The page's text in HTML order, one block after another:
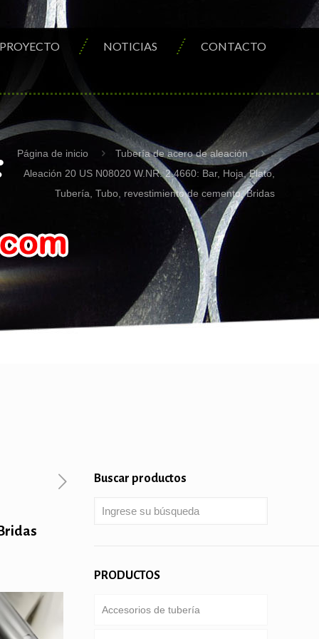
PROYECTO NOTICIAS CONTACTO
Página de inicio
Tubería de acero de aleación
Aleación 20 US N08020 W.NR. 2.4660: Bar, Hoja, Plato,
Tubería, Tubo, revestimiento de cemento, Bridas
Buscar productos
PRODUCTOS
Accesorios de tubería